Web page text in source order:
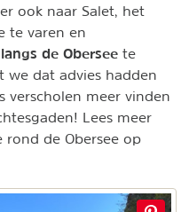
ook naar Salet, het
te varen en
de Obersee te
we dat advies hadden
verscholen meer vinden
Lees meer
rond de Obersee op